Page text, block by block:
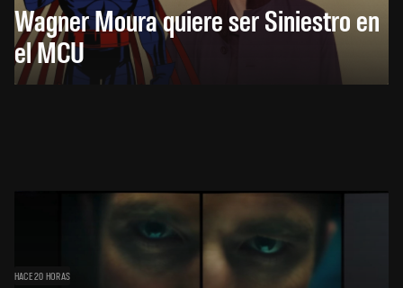
Wagner Moura quiere ser Siniestro en
el MCU
HACE 20 HORAS